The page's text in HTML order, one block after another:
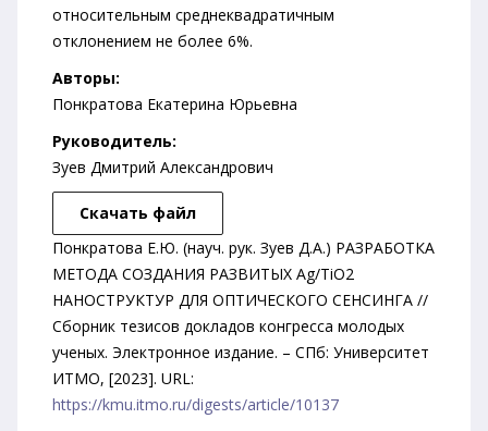
относительным среднеквадратичным
отклонением не более 6%.
Авторы:
Понкратова Екатерина Юрьевна
Руководитель:
Зуев Дмитрий Александрович
Скачать файл
Понкратова Е.Ю. (науч. рук. Зуев Д.А.) РАЗРАБОТКА
МЕТОДА СОЗДАНИЯ РАЗВИТЫХ Ag/TiO2
НАНОСТРУКТУР ДЛЯ ОПТИЧЕСКОГО СЕНСИНГА //
Сборник тезисов докладов конгресса молодых
ученых. Электронное издание. – СПб: Университет
ИТМО, [2023]. URL:
https://kmu.itmo.ru/digests/article/10137